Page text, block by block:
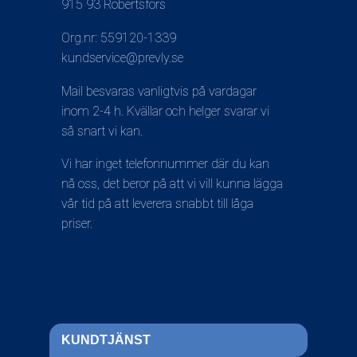
915 93 Robertsfors
Org.nr: 559120-1339
kundservice@prevly.se
Mail besvaras vanligtvis på vardagar
inom 2-4 h. Kvällar och helger svarar vi
så snart vi kan.
Vi har inget telefonnummer där du kan
nå oss, det beror på att vi vill kunna lägga
vår tid på att leverera snabbt till låga
priser.
KUNDTJÄNST